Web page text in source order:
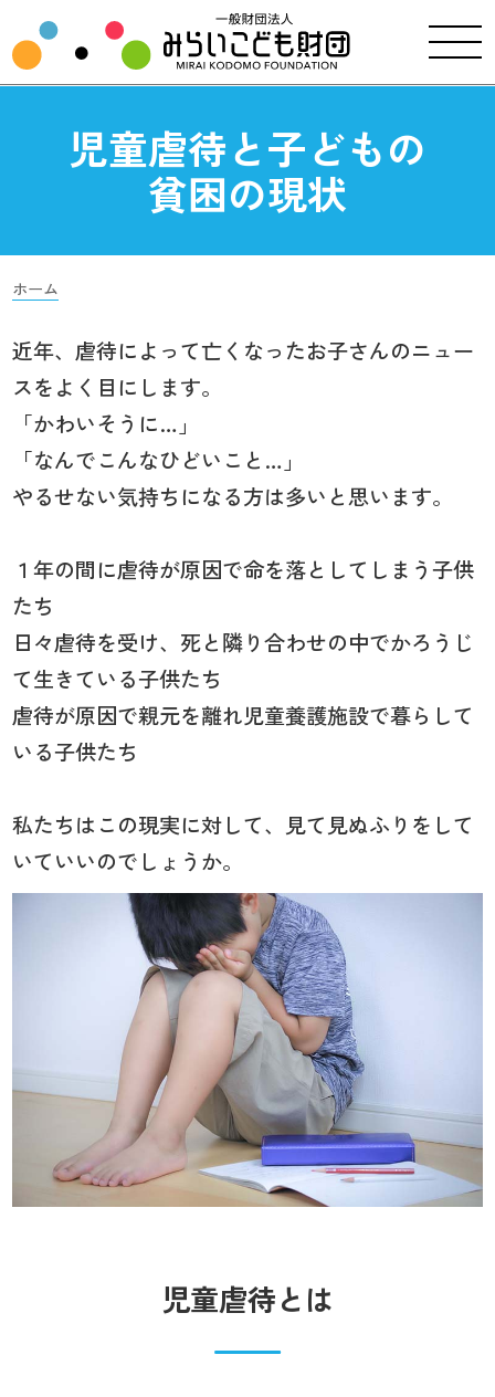
児童虐待と子どもの
貧困の現状
ホーム
近年、虐待によって亡くなったお子さんのニュー
スをよく目にします。
「かわいそうに…」
「なんでこんなひどいこと…」
やるせない気持ちになる方は多いと思います。
１年の間に虐待が原因で命を落としてしまう子供
たち
日々虐待を受け、死と隣り合わせの中でかろうじ
て生きている子供たち
虐待が原因で親元を離れ児童養護施設で暮らして
いる子供たち
私たちはこの現実に対して、見て見ぬふりをして
いていいのでしょうか。
児童虐待とは